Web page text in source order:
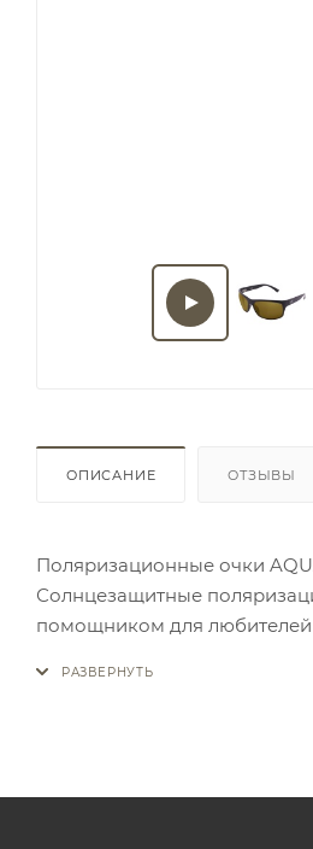
ОПИСАНИЕ ОТЗЫВЫ
Поляризационные очки
Солнцезащитные
помощником для любителей